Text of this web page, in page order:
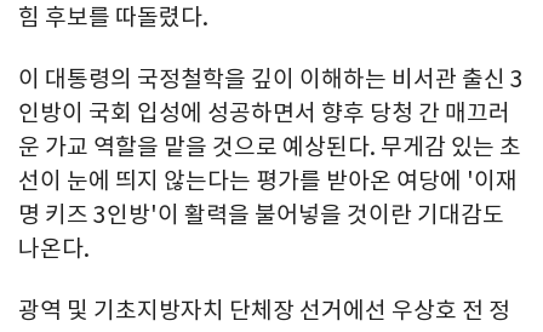
힘 후보를 따돌렸다.
이 대통령의 국정철학을 깊이 이해하는 비서관 출신 3
인방이 국회 입성에 성공하면서 향후 당청 간 매끄러
운 가교 역할을 맡을 것으로 예상된다. 무게감 있는 초
선이 눈에 띄지 않는다는 평가를 받아온 여당에 '이재
명 키즈 3인방'이 활력을 불어넣을 것이란 기대감도
나온다.
광역 및 기초지방자치 단체장 선거에선 우상호 전 정